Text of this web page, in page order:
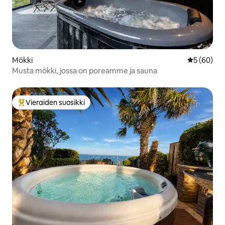
Mökki
5 (60)
Musta mökki, jossa on poreamme ja sauna
Vieraiden suosikkien parhaimmistoa
Vieraiden suosikki